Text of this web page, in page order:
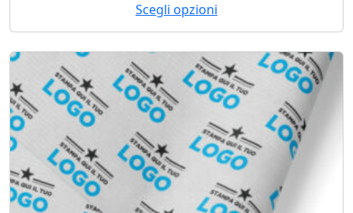
Scegli opzioni